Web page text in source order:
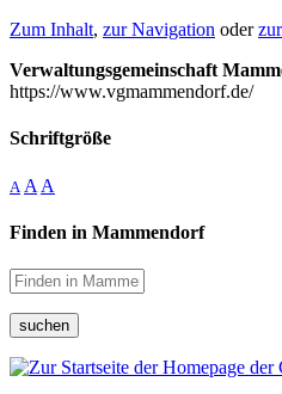
Zum Inhalt, zur Navigation oder
Verwaltungsgemeinschaft
https://www.vgmammendorf.de/
Schriftgröße
A A A
Finden in Mammendorf
suchen